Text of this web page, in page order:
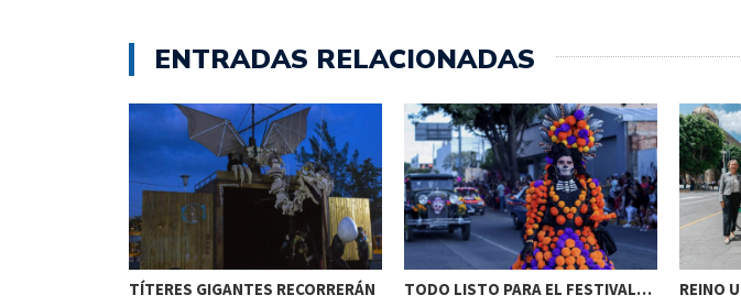
ENTRADAS RELACIONADAS
TÍTERES GIGANTES RECORRERÁN
TODO LISTO PARA EL FESTIVAL…
REINO